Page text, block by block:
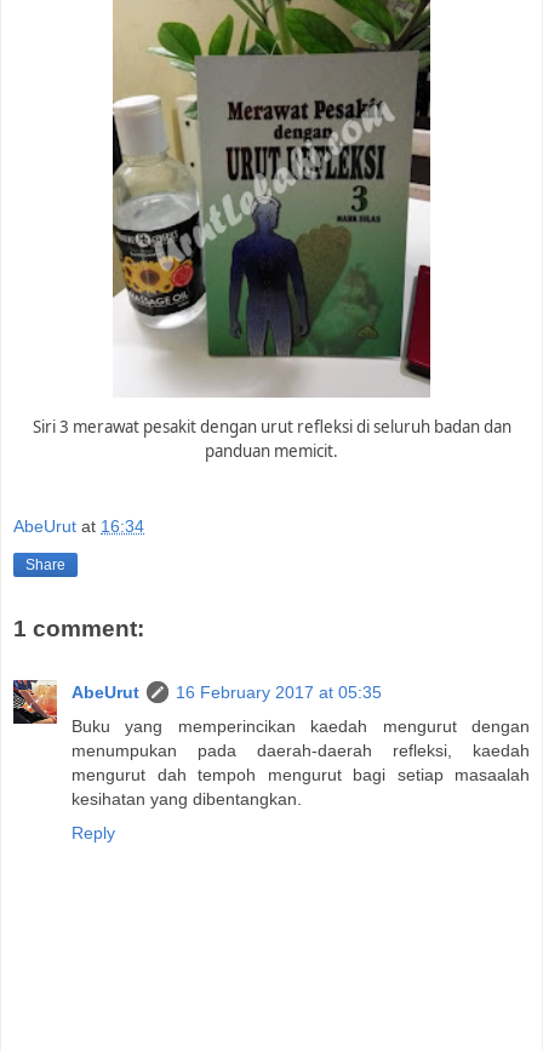
Siri 3 merawat pesakit dengan urut refleksi di seluruh badan dan
panduan memicit.
AbeUrut at 16:34
Share
1 comment:
AbeUrut
16 February 2017 at 05:35
Buku yang memperincikan kaedah mengurut dengan
menumpukan pada daerah-daerah refleksi, kaedah
mengurut dah tempoh mengurut bagi setiap masaalah
kesihatan yang dibentangkan.
Reply